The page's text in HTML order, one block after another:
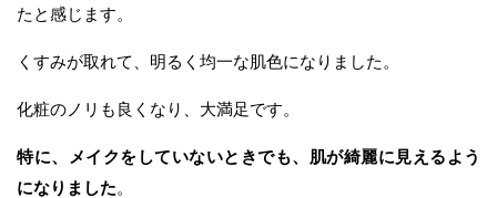
たと感じます。
くすみが取れて、明るく均一な肌色になりました。
化粧のノリも良くなり、大満足です。
特に、メイクをしていないときでも、肌が綺麗に見えるよう
になりました。